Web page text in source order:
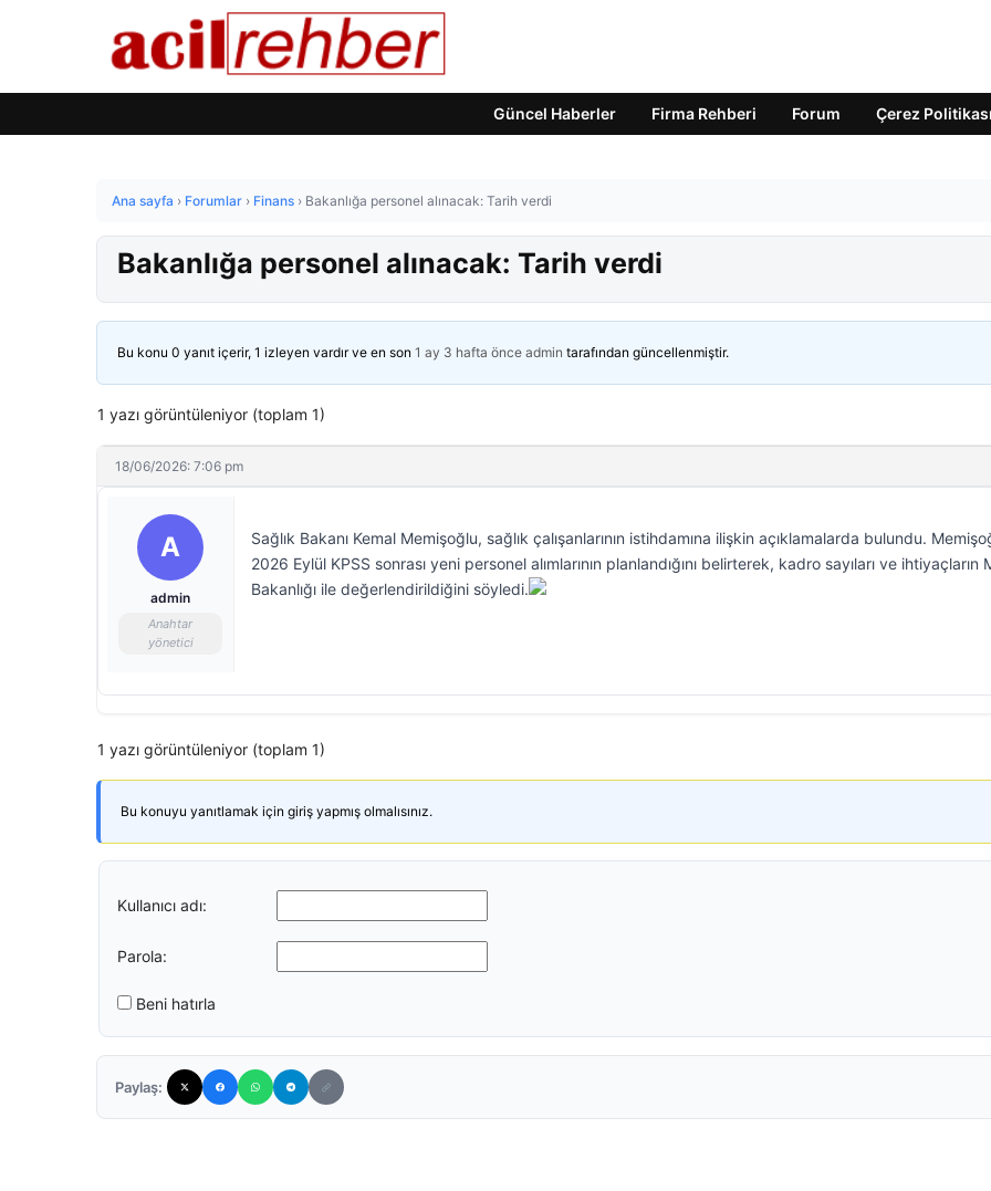
Güncel Haberler Firma Rehberi Forum Çerez Politikası
Ana sayfa › Forumlar › Finans › Bakanlığa personel alınacak: Tarih verdi
Bakanlığa personel alınacak: Tarih verdi
Bu konu 0 yanıt içerir, 1 izleyen vardır ve en son 1 ay 3 hafta önce admin tarafından güncellenmiştir.
1 yazı görüntüleniyor (toplam 1)
18/06/2026: 7:06 pm
A
admin
Anahtar
yönetici
Sağlık Bakanı Kemal Memişoğlu, sağlık çalışanlarının istihdamına ilişkin açıklamalarda bulundu.
2026 Eylül KPSS sonrası yeni personel alımlarının planlandığını belirterek, kadro sayıları ve ihtiyaçların
Bakanlığı ile değerlendirildiğini söyledi.
1 yazı görüntüleniyor (toplam 1)
Bu konuyu yanıtlamak için giriş yapmış olmalısınız.
Kullanıcı adı:
Parola:
Beni hatırla
Paylaş: